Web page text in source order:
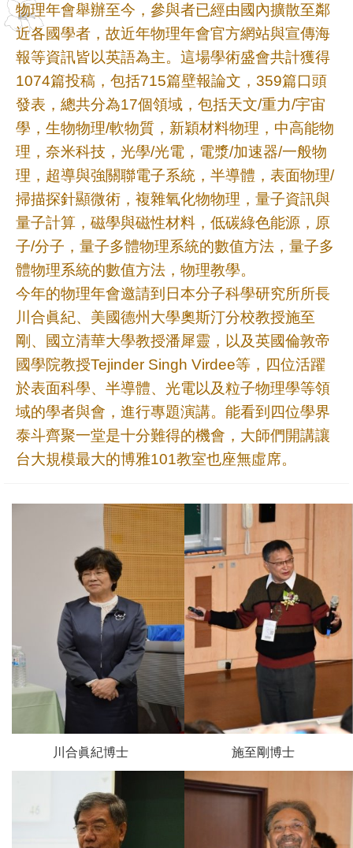
究
單
位
回
首
頁
臺
大
首
頁
網
站
導
覽
聯
絡
資
訊
物理年會舉辦至今，參與者已經由國內擴散至鄰
近各國學者，故近年物理年會官方網站與宣傳海
報等資訊皆以英語為主。這場學術盛會共計獲得
1074篇投稿，包括715篇壁報論文，359篇口頭
發表，總共分為17個領域，包括天文/重力/宇宙
學，生物物理/軟物質，新穎材料物理，中高能物
理，奈米科技，光學/光電，電漿/加速器/一般物
理，超導與強關聯電子系統，半導體，表面物理/
掃描探針顯微術，複雜氧化物物理，量子資訊與
量子計算，磁學與磁性材料，低碳綠色能源，原
子/分子，量子多體物理系統的數值方法，量子多
體物理系統的數值方法，物理教學。
今年的物理年會邀請到日本分子科學研究所所長
川合眞紀、美國德州大學奧斯汀分校教授施至
剛、國立清華大學教授潘犀靈，以及英國倫敦帝
國學院教授Tejinder Singh Virdee等，四位活躍
於表面科學、半導體、光電以及粒子物理學等領
域的學者與會，進行專題演講。能看到四位學界
泰斗齊聚一堂是十分難得的機會，大師們開講讓
台大規模最大的博雅101教室也座無虛席。
川合眞紀博士 施至剛博士